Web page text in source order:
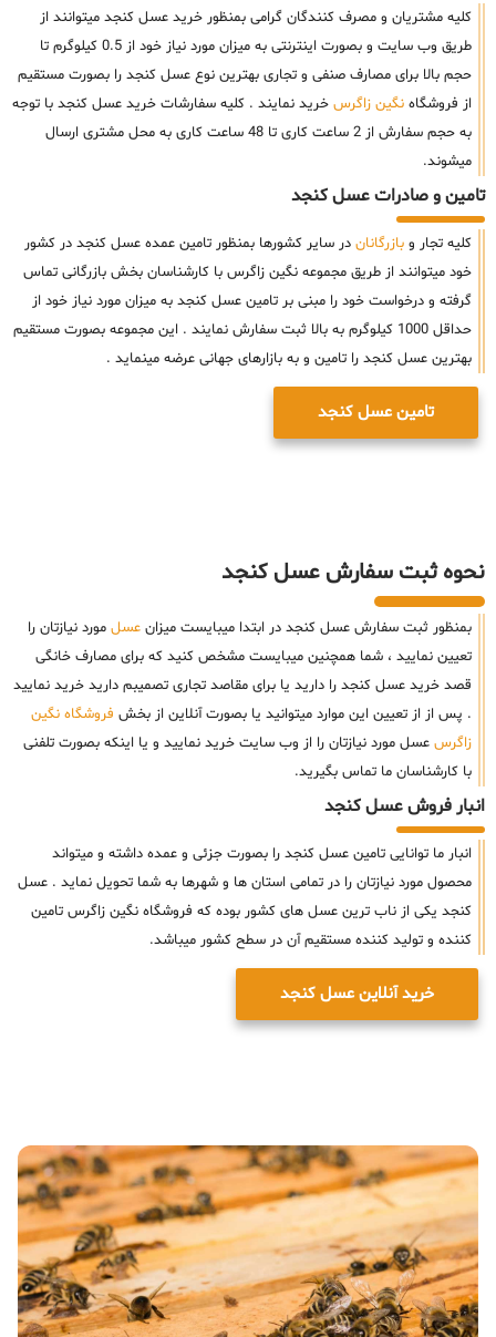
کلیه مشتریان و مصرف کنندگان گرامی بمنظور خرید عسل کنجد میتوانند از
طریق وب سایت و بصورت اینترنتی به میزان مورد نیاز خود از 0.5 کیلوگرم تا
حجم بالا برای مصارف صنفی و تجاری بهترین نوع عسل کنجد را بصورت مستقیم
از فروشگاه نگین زاگرس خرید نمایند . کلیه سفارشات خرید عسل کنجد با توجه
به حجم سفارش از 2 ساعت کاری تا 48 ساعت کاری به محل مشتری ارسال
میشوند.
تامین و صادرات عسل کنجد
کلیه تجار و بازرگانان در سایر کشورها بمنظور تامین عمده عسل کنجد در کشور
خود میتوانند از طریق مجموعه نگین زاگرس با کارشناسان بخش بازرگانی تماس
گرفته و درخواست خود را مبنی بر تامین عسل کنجد به میزان مورد نیاز خود از
حداقل 1000 کیلوگرم به بالا ثبت سفارش نمایند . این مجموعه بصورت مستقیم
بهترین عسل کنجد را تامین و به بازارهای جهانی عرضه مینماید .
تامین عسل کنجد
نحوه ثبت سفارش عسل کنجد
بمنظور ثبت سفارش عسل کنجد در ابتدا میبایست میزان عسل مورد نیازتان را
تعیین نمایید ، شما همچنین میبایست مشخص کنید که برای مصارف خانگی
قصد خرید عسل کنجد را دارید یا برای مقاصد تجاری تصمیبم دارید خرید نمایید
. پس از از تعیین این موارد میتوانید یا بصورت آنلاین از بخش فروشگاه نگین
زاگرس عسل مورد نیازتان را از وب سایت خرید نمایید و یا اینکه بصورت تلفنی
با کارشناسان ما تماس بگیرید.
انبار فروش عسل کنجد
انبار ما توانایی تامین عسل کنجد را بصورت جزئی و عمده داشته و میتواند
محصول مورد نیازتان را در تمامی استان ها و شهرها به شما تحویل نماید . عسل
کنجد یکی از ناب ترین عسل های کشور بوده که فروشگاه نگین زاگرس تامین
کننده و تولید کننده مستقیم آن در سطح کشور میباشد.
خرید آنلاین عسل کنجد